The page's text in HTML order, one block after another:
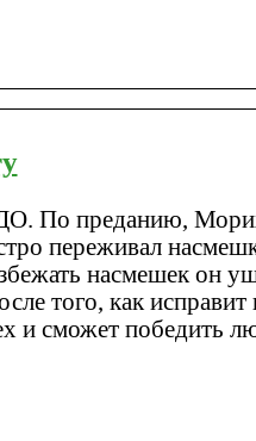
По преданию,
переживал
насмешек он
того, как
и сможет победить